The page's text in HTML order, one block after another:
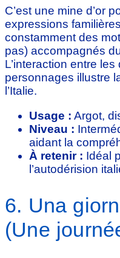
C’est une mine d’or
expressions
constamment des
pas) accompagnés
L’interaction entre
personnages illustre
l’Italie.
Usage : Argot,
Niveau :
aidant la
À retenir : Idéal
l’autodérision
6. Una
(Une